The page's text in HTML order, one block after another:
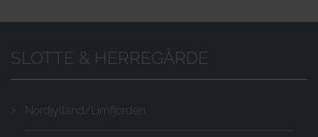
SLOTTE & HERREGÅRDE
Nordjylland/Limfjorden